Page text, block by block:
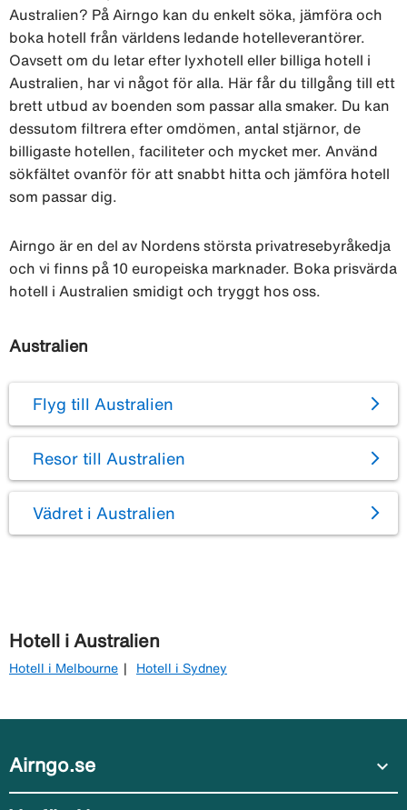
Australien? På Airngo kan du enkelt söka, jämföra och
boka hotell från världens ledande hotelleverantörer.
Oavsett om du letar efter lyxhotell eller billiga hotell i
Australien, har vi något för alla. Här får du tillgång till ett
brett utbud av boenden som passar alla smaker. Du kan
dessutom filtrera efter omdömen, antal stjärnor, de
billigaste hotellen, faciliteter och mycket mer. Använd
sökfältet ovanför för att snabbt hitta och jämföra hotell
som passar dig.
Airngo är en del av Nordens största privatresebyråkedja
och vi finns på 10 europeiska marknader. Boka prisvärda
hotell i Australien smidigt och tryggt hos oss.
Australien
Flyg till Australien
Resor till Australien
Vädret i Australien
Hotell i Australien
Hotell i Melbourne Hotell i Sydney
Airngo.se expand_more